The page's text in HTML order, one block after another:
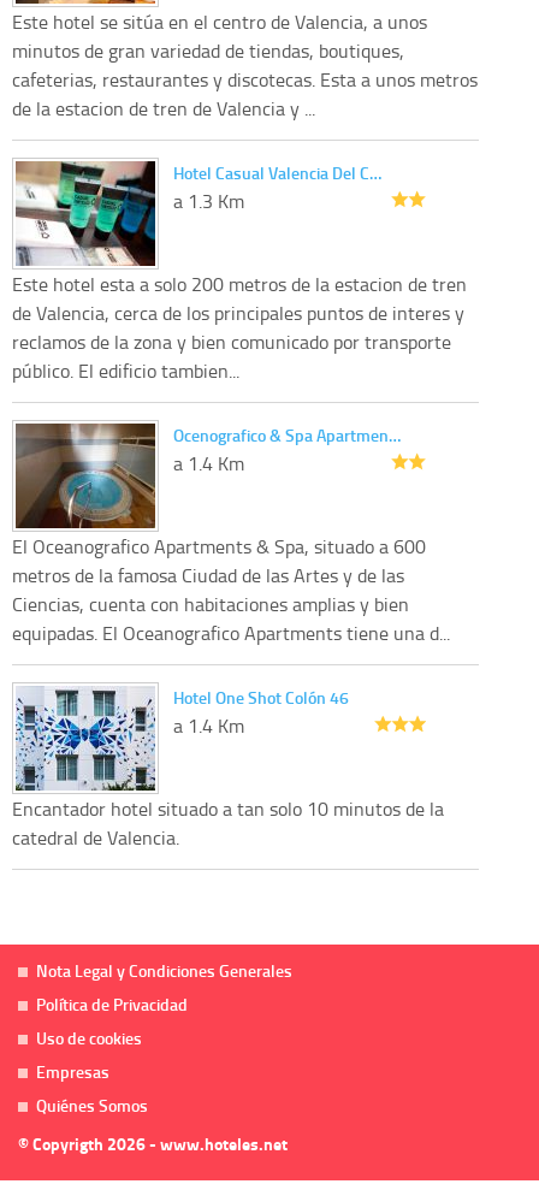
Este hotel se sitúa en el centro de Valencia, a unos
minutos de gran variedad de tiendas, boutiques,
cafeterias, restaurantes y discotecas. Esta a unos metros
de la estacion de tren de Valencia y ...
Hotel Casual Valencia Del C…
a 1.3 Km
Este hotel esta a solo 200 metros de la estacion de tren
de Valencia, cerca de los principales puntos de interes y
reclamos de la zona y bien comunicado por transporte
público. El edificio tambien...
Ocenografico & Spa Apartmen…
a 1.4 Km
El Oceanografico Apartments & Spa, situado a 600
metros de la famosa Ciudad de las Artes y de las
Ciencias, cuenta con habitaciones amplias y bien
equipadas. El Oceanografico Apartments tiene una d...
Hotel One Shot Colón 46
a 1.4 Km
Encantador hotel situado a tan solo 10 minutos de la
catedral de Valencia.
Nota Legal y Condiciones Generales
Política de Privacidad
Uso de cookies
Empresas
Quiénes Somos
© Copyrigth 2026 - www.hoteles.net